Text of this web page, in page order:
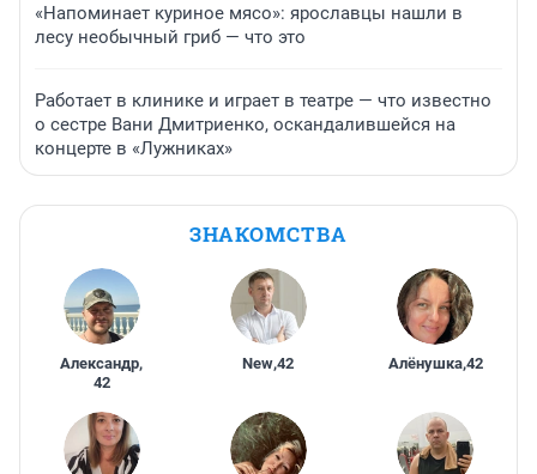
«Напоминает куриное мясо»: ярославцы нашли в
лесу необычный гриб — что это
Работает в клинике и играет в театре — что известно
о сестре Вани Дмитриенко, оскандалившейся на
концерте в «Лужниках»
ЗНАКОМСТВА
Александр,
42
New,42 Алёнушка,42